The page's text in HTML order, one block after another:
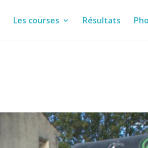
Les courses Résultats